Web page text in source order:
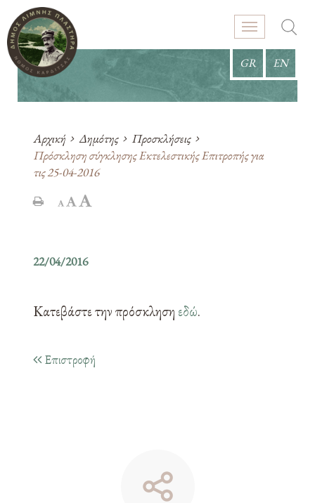
GR EN
Αρχική Δημότης
Προσκλήσεις
Πρόσκληση σύγκλησης Εκτελεστικής Επιτροπής για
τις 25-04-2016
22/04/2016
Κατεβάστε την πρόσκληση εδώ.
Επιστροφή